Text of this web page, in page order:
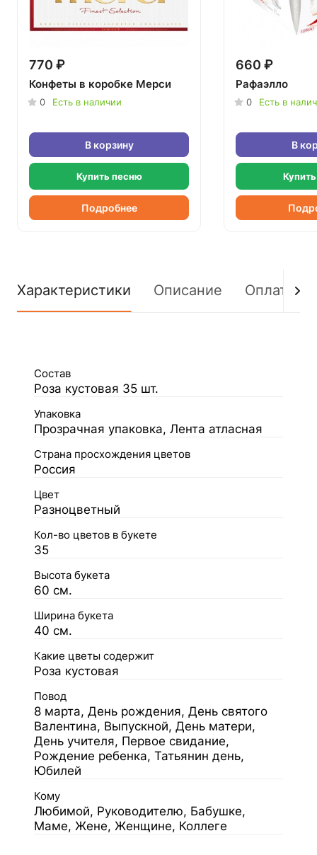
770 ₽
Конфеты в коробке Мерси
0 Есть в наличии
В корзину
Купить песню
Подробнее
660 ₽
Рафаэлло
0 Есть в
В
Характеристики Описание Оплата
Состав
Роза кустовая 35 шт.
Упаковка
Прозрачная упаковка, Лента атласная
Страна просхождения цветов
Россия
Цвет
Разноцветный
Кол-во цветов в букете
35
Высота букета
60 см.
Ширина букета
40 см.
Какие цветы содержит
Роза кустовая
Повод
8 марта, День рождения, День святого
Валентина, Выпускной, День матери,
День учителя, Первое свидание,
Рождение ребенка, Татьянин день,
Юбилей
Кому
Любимой, Руководителю, Бабушке,
Маме, Жене, Женщине, Коллеге